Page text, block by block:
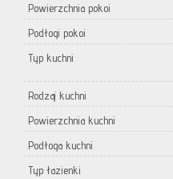
Powierzchnia pokoi
Podłogi pokoi
Typ kuchni
Rodzaj kuchni
Powierzchnia kuchni
Podłoga kuchni
Typ łazienki